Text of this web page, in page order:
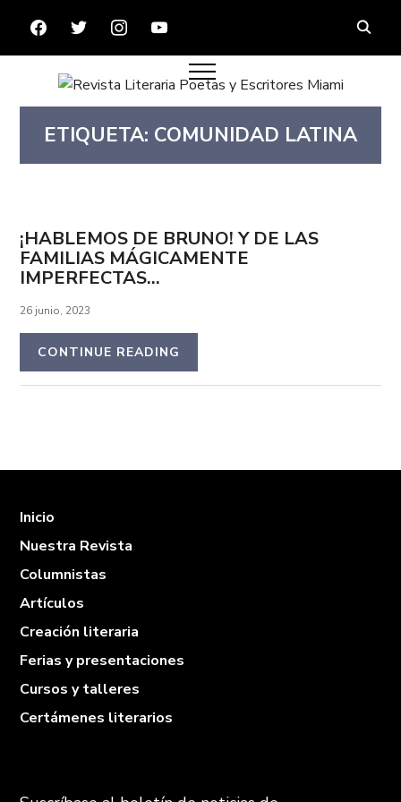
FACEBOOKTWITTERINSTAGRAMYOUTUBE
ETIQUETA: COMUNIDAD LATINA
¡HABLEMOS DE BRUNO! Y DE LAS
FAMILIAS MÁGICAMENTE
IMPERFECTAS…
26 junio, 2023
CONTINUE READING
Inicio
Nuestra Revista
Columnistas
Artículos
Creación literaria
Ferias y presentaciones
Cursos y talleres
Certámenes literarios